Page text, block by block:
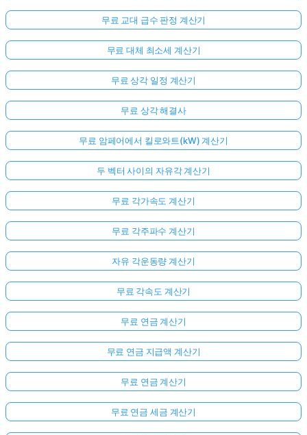
무료 교대 급수 판정 계산기
무료 대체 최소세 계산기
무료 상각 일정 계산기
무료 상각 해결사
무료 암페어에서 킬로와트(kW) 계산기
두 벡터 사이의 자유각 계산기
무료 각가속도 계산기
무료 각주파수 계산기
자유 각운동량 계산기
무료 각속도 계산기
무료 연금 계산기
무료 연금 지급액 계산기
무료 연금 계산기
무료 연금 세금 계산기